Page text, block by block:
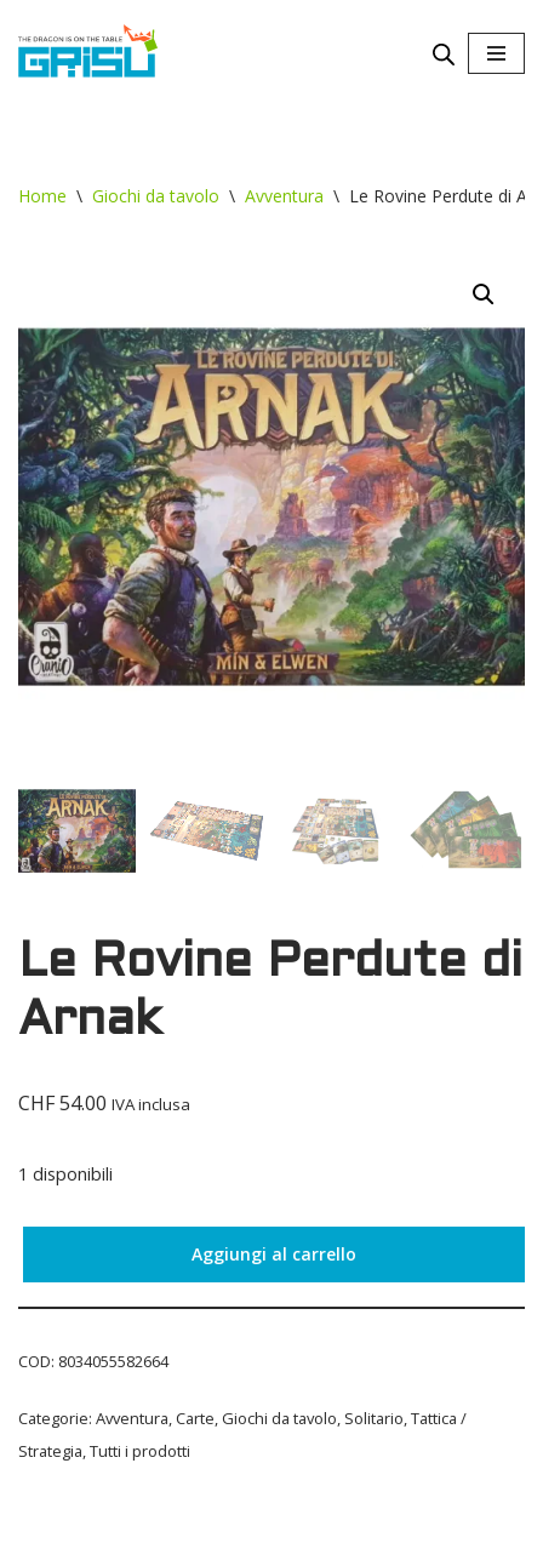
Vai
Home \ Giochi da tavolo \ Avventura \ Le Rovine Perdute di
Le Rovine Perdute di
Arnak
CHF54.00 IVA inclusa
1 disponibili
Aggiungi al carrello
COD: 8034055582664
Categorie: Avventura,Carte,Giochi da tavolo, Solitario,Tattica /
Strategia,Tutti i prodotti